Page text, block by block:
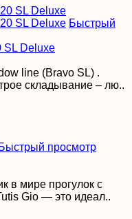
Быстрый
SL Deluxe
line (Bravo SL) .
складывание – лю..
Быстрый просмотр
в мире прогулок с
Gio — это идеал..